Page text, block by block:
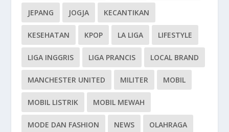
JEPANG JOGJA KECANTIKAN
KESEHATAN KPOP LA LIGA LIFESTYLE
LIGA INGGRIS LIGA PRANCIS LOCAL BRAND
MANCHESTER UNITED MILITER MOBIL
MOBIL LISTRIK MOBIL MEWAH
MODE DAN FASHION NEWS OLAHRAGA